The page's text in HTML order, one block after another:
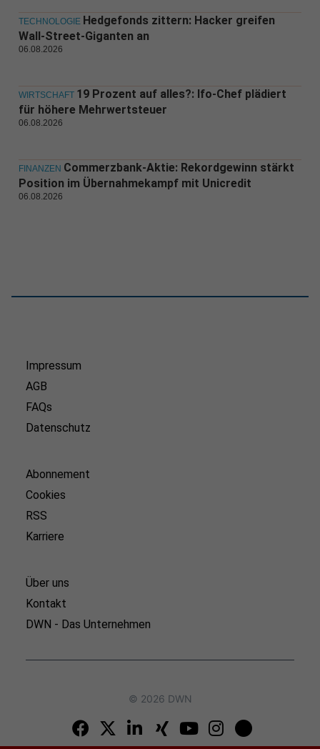
TECHNOLOGIE Hedgefonds zittern: Hacker greifen
Wall-Street-Giganten an
06.08.2026
WIRTSCHAFT 19 Prozent auf alles?: Ifo-Chef plädiert
für höhere Mehrwertsteuer
06.08.2026
FINANZEN Commerzbank-Aktie: Rekordgewinn stärkt
Position im Übernahmekampf mit Unicredit
06.08.2026
Impressum
AGB
FAQs
Datenschutz
Abonnement
Cookies
RSS
Karriere
Über uns
Kontakt
DWN - Das Unternehmen
© 2026 DWN